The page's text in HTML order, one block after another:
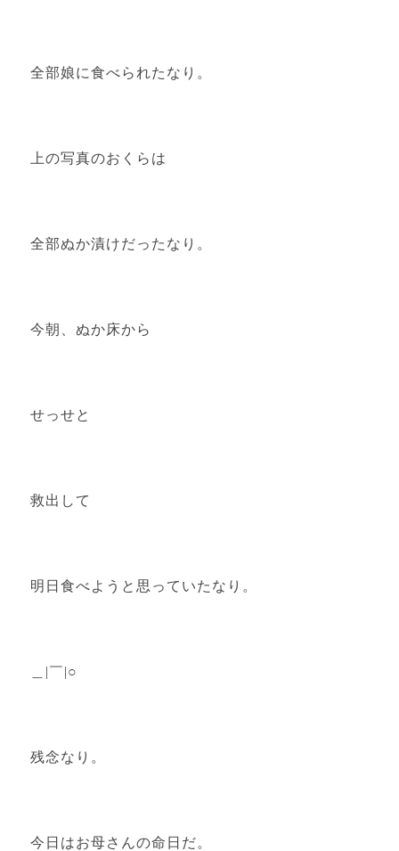
全部娘に食べられたなり。
上の写真のおくらは
全部ぬか漬けだったなり。
今朝、ぬか床から
せっせと
救出して
明日食べようと思っていたなり。
＿|￣|○
残念なり。
今日はお母さんの命日だ。